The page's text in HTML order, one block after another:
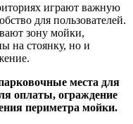
играют важную
для пользователей.
зону мойки,
на стоянку, но и
места для
оплаты, ограждение
периметра мойки.